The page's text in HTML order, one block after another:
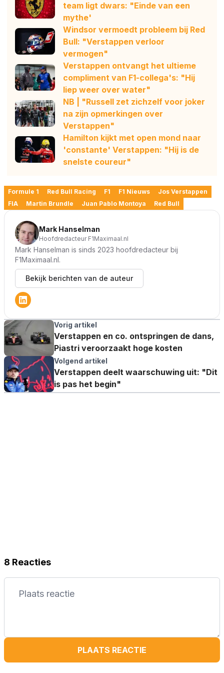
team ligt dwars: "Einde van een
mythe'
Windsor vermoedt probleem bij Red
Bull: "Verstappen verloor
vermogen"
Verstappen ontvangt het ultieme
compliment van F1-collega's: "Hij
liep weer over water"
NB | "Russell zet zichzelf voor joker
na zijn opmerkingen over
Verstappen"
Hamilton kijkt met open mond naar
'constante' Verstappen: "Hij is de
snelste coureur"
Formule 1 Red Bull Racing F1 F1 Nieuws
Jos Verstappen
FIA
Martin Brundle Juan Pablo Montoya Red Bull
Mark Hanselman
Hoofdredacteur F1Maximaal.nl
Mark Hanselman is sinds 2023 hoofdredacteur bij
F1Maximaal.nl.
Bekijk berichten van de auteur
Vorig artikel
Verstappen en co. ontspringen de dans,
Piastri veroorzaakt hoge kosten
Volgend artikel
Verstappen deelt waarschuwing uit: "Dit
is pas het begin"
8 Reacties
PLAATS REACTIE